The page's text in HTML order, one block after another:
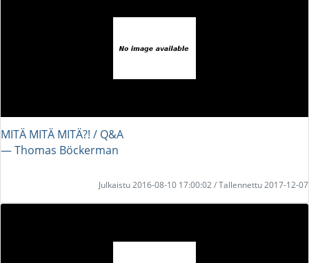
MITÄ MITÄ MITÄ?! / Q&A
― Thomas Böckerman
Julkaistu 2016-08-10 17:00:02 / Tallennettu 2017-12-07